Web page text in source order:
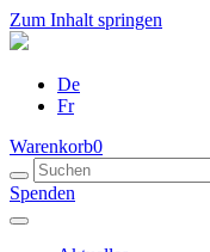
Zum Inhalt springen
De
Fr
Warenkorb0
Spenden